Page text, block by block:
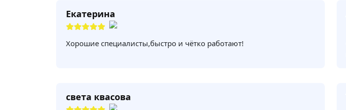
Екатерина
Хорошие специалисты,быстро и чётко работают!
света квасова